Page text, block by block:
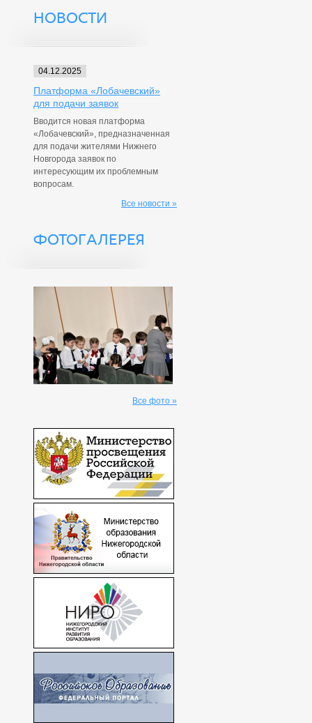
НОВОСТИ
04.12.2025
Платформа «Лобачевский»
для подачи заявок
Вводится новая платформа
«Лобачевский», предназначенная
для подачи жителями Нижнего
Новгорода заявок по
интересующим их проблемным
вопросам.
Все новости »
ФОТОГАЛЕРЕЯ
Все фото »